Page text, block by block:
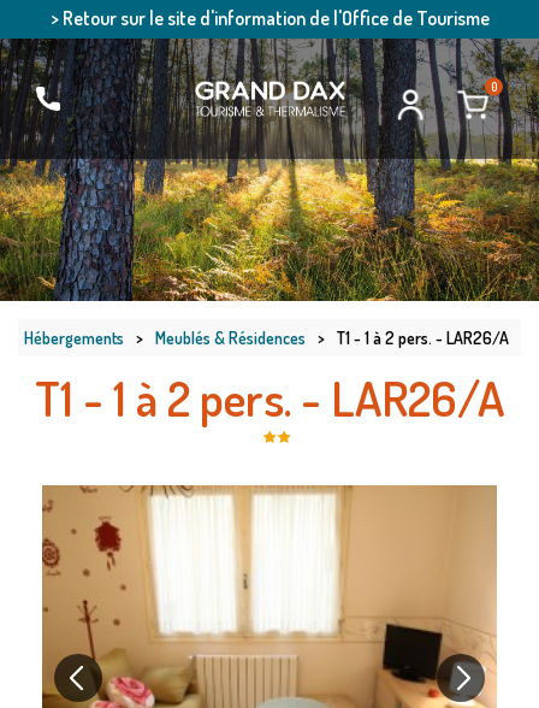
> Retour sur le site d'information de l'Office de Tourisme
0
Hébergements > Meublés & Résidences > T1 - 1 à 2 pers. - LAR26/A
T1 - 1 à 2 pers. - LAR26/A